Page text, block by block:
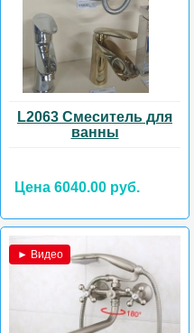
L2063 Смеситель для
ванны
Цена 6040.00 руб.
► Видео